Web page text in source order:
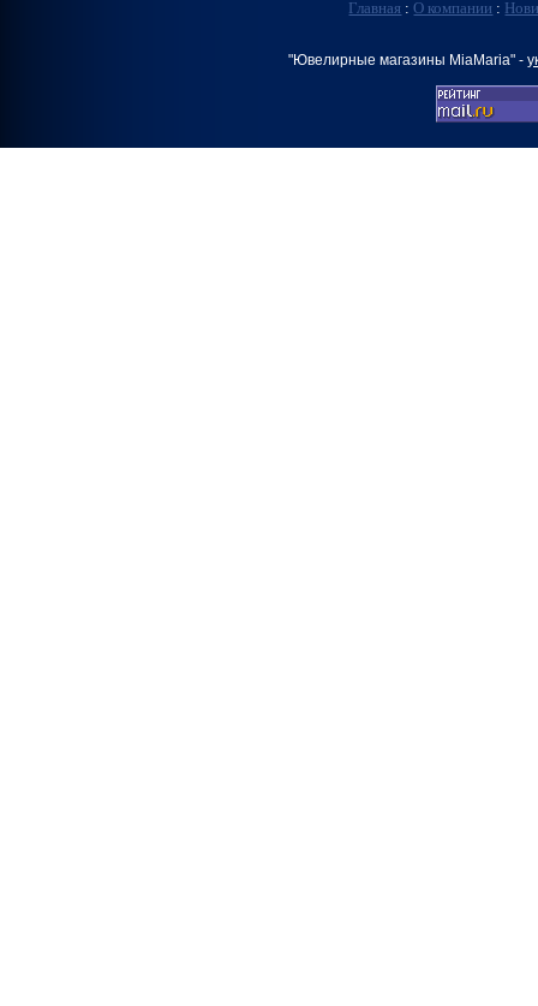
Главная :О компании :
"Ювелирные магазины MiaMaria" -